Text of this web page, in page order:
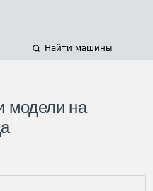
Найти машины
модели на